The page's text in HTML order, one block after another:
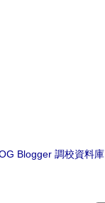
Blogger 調校資料庫